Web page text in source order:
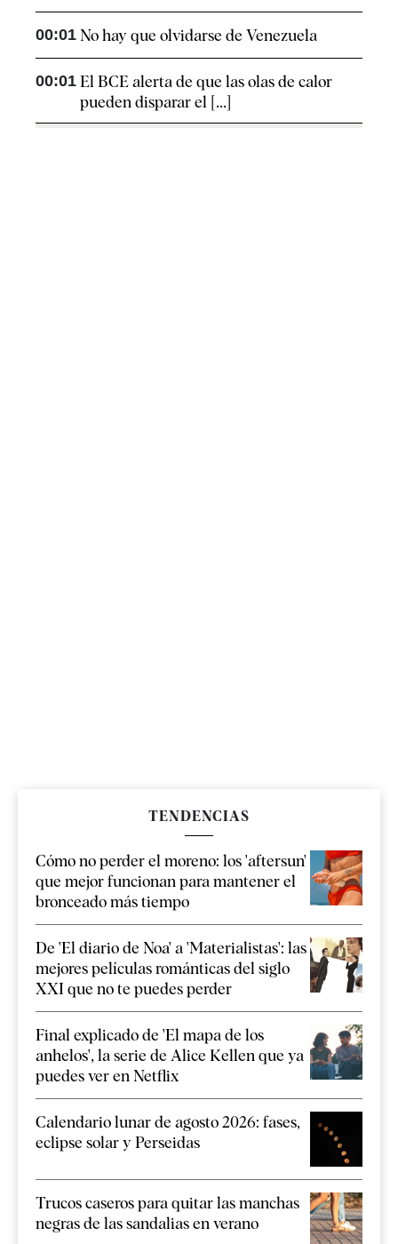
00:01 No hay que olvidarse de Venezuela
00:01 El BCE alerta de que las olas de calor
pueden disparar el [...]
TENDENCIAS
Cómo no perder el moreno: los 'aftersun'
que mejor funcionan para mantener el
bronceado más tiempo
De 'El diario de Noa' a 'Materialistas': las
mejores películas románticas del siglo
XXI que no te puedes perder
Final explicado de 'El mapa de los
anhelos', la serie de Alice Kellen que ya
puedes ver en Netflix
Calendario lunar de agosto 2026: fases,
eclipse solar y Perseidas
Trucos caseros para quitar las manchas
negras de las sandalias en verano